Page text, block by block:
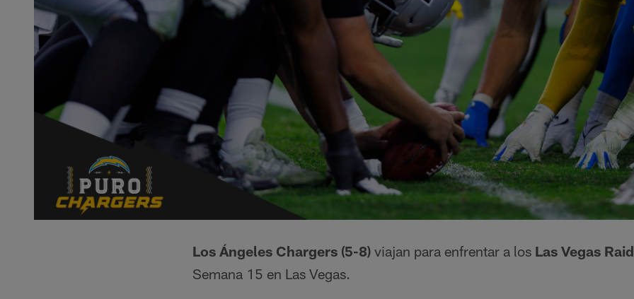
Los Ángeles Chargers (5-8) viajan para enfrentar a los Las Vegas
Semana 15 en Las Vegas.